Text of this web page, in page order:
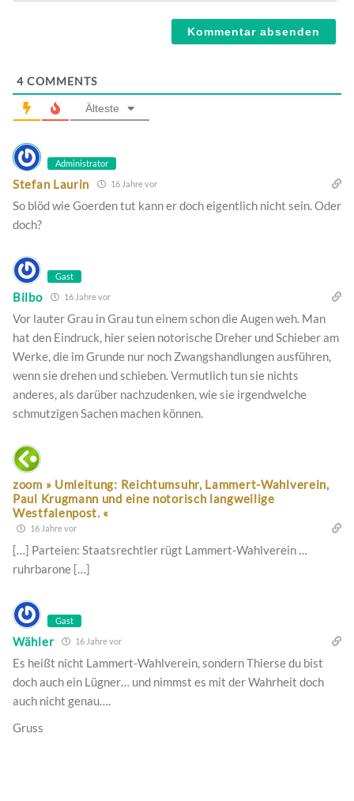
4 COMMENTS
Älteste
Administrator
Stefan Laurin 16 Jahre vor
So blöd wie Goerden tut kann er doch eigentlich nicht sein. Oder
doch?
Gast
Bilbo 16 Jahre vor
Vor lauter Grau in Grau tun einem schon die Augen weh. Man
hat den Eindruck, hier seien notorische Dreher und Schieber am
Werke, die im Grunde nur noch Zwangshandlungen ausführen,
wenn sie drehen und schieben. Vermutlich tun sie nichts
anderes, als darüber nachzudenken, wie sie irgendwelche
schmutzigen Sachen machen können.
zoom » Umleitung: Reichtumsuhr, Lammert-Wahlverein,
Paul Krugmann und eine notorisch langweilige
Westfalenpost. «
16 Jahre vor
[…] Parteien: Staatsrechtler rügt Lammert-Wahlverein …
ruhrbarone […]
Gast
Wähler 16 Jahre vor
Es heißt nicht Lammert-Wahlverein, sondern Thierse du bist
doch auch ein Lügner… und nimmst es mit der Wahrheit doch
auch nicht genau….
Gruss